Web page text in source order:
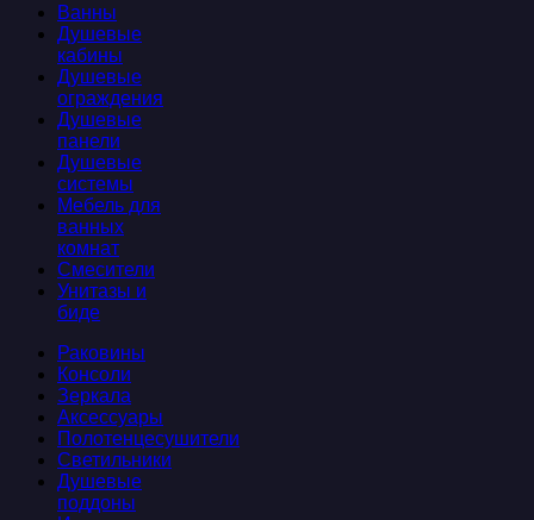
Ванны
Душевые
кабины
Душевые
ограждения
Душевые
панели
Душевые
системы
Мебель для
ванных
комнат
Смесители
Унитазы и
биде
Раковины
Консоли
Зеркала
Аксессуары
Полотенцесушители
Светильники
Душевые
поддоны